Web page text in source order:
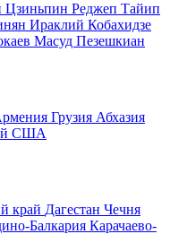
Цзиньпин Реджеп Тайип
Ираклий Кобахидзе
Масуд Пезешкиан
Грузия Абхазия
США
край Дагестан Чечня
Балкария Карачаево-